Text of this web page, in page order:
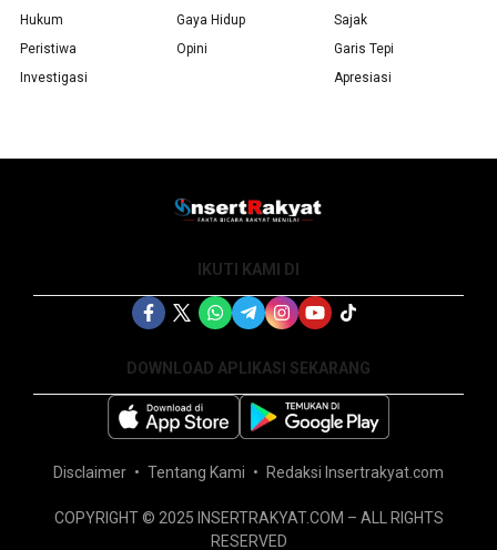
Hukum
Peristiwa
Investigasi
Gaya Hidup
Opini
Sajak
Garis Tepi
Apresiasi
IKUTI KAMI DI
DOWNLOAD APLIKASI SEKARANG
Disclaimer Tentang Kami Redaksi Insertrakyat.com
COPYRIGHT © 2025 INSERTRAKYAT.COM – ALL RIGHTS
RESERVED